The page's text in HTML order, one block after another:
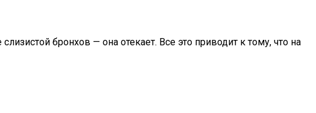
бронхов — она отекает. Все это приводит к тому, что на